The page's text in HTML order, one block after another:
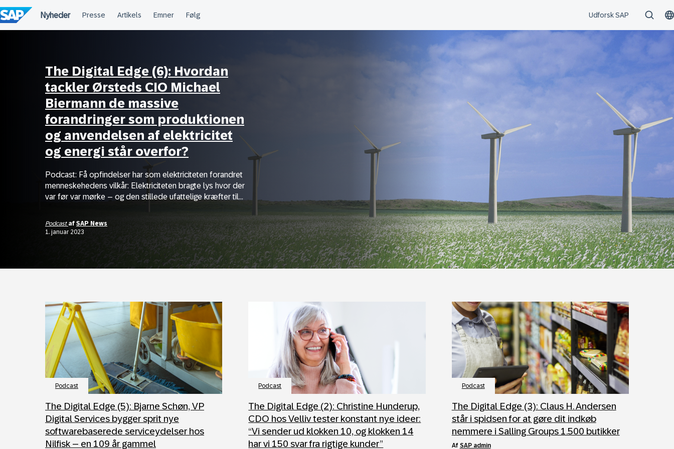
til
indholdet
The Digital Edge (6): Hvordan
tackler Ørsteds CIO Michael
Biermann de massive
forandringer som produktionen
og anvendelsen af elektricitet
og energi står overfor?
Podcast: Få opfindelser har som elektriciteten forandret
menneskehedens vilkår: Elektriciteten bragte lys hvor der
var før var mørke – og den stillede ufattelige kræfter til...
Podcast af SAP News
1. januar 2023
Podcast
The Digital Edge (5): Bjarne Schøn, VP
Digital Services bygger sprit nye
softwarebaserede serviceydelser hos
Nilfisk – en 109 år gammel
Podcast
The Digital Edge (2): Christine Hunderup,
CDO hos Velliv tester konstant nye ideer:
“Vi sender ud klokken 10, og klokken 14
har vi 150 svar fra rigtige kunder”
Podcast
The Digital Edge (3): Claus H. Andersen
står i spidsen for at gøre dit indkøb
nemmere i Salling Groups 1.500 butikker
af SAP admin